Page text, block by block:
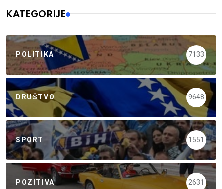
KATEGORIJE
POLITIKA 7133
DRUŠTVO 9648
SPORT 1551
POZITIVA 2631